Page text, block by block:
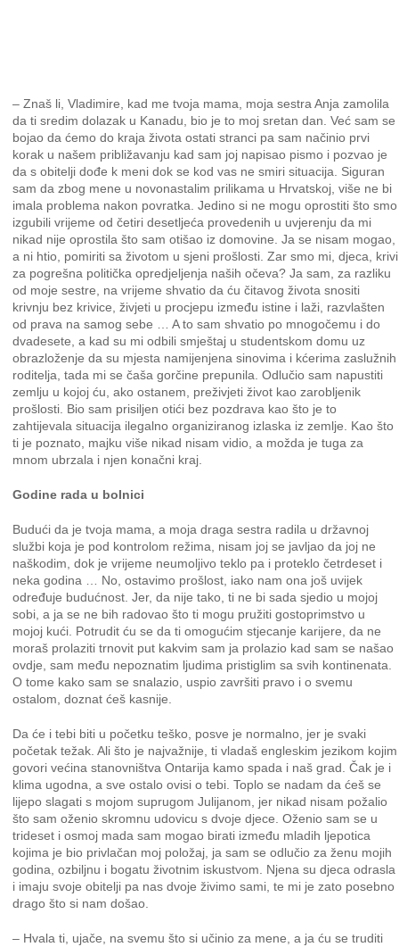
– Znaš li, Vladimire, kad me tvoja mama, moja sestra Anja zamolila
da ti sredim dolazak u Kanadu, bio je to moj sretan dan. Već sam se
bojao da ćemo do kraja života ostati stranci pa sam načinio prvi
korak u našem približavanju kad sam joj napisao pismo i pozvao je
da s obitelji dođe k meni dok se kod vas ne smiri situacija. Siguran
sam da zbog mene u novonastalim prilikama u Hrvatskoj, više ne bi
imala problema nakon povratka. Jedino si ne mogu oprostiti što smo
izgubili vrijeme od četiri desetljeća provedenih u uvjerenju da mi
nikad nije oprostila što sam otišao iz domovine. Ja se nisam mogao,
a ni htio, pomiriti sa životom u sjeni prošlosti. Zar smo mi, djeca, krivi
za pogrešna politička opredjeljenja naših očeva? Ja sam, za razliku
od moje sestre, na vrijeme shvatio da ću čitavog života snositi
krivnju bez krivice, živjeti u procjepu između istine i laži, razvlašten
od prava na samog sebe … A to sam shvatio po mnogočemu i do
dvadesete, a kad su mi odbili smještaj u studentskom domu uz
obrazloženje da su mjesta namijenjena sinovima i kćerima zaslužnih
roditelja, tada mi se čaša gorčine prepunila. Odlučio sam napustiti
zemlju u kojoj ću, ako ostanem, preživjeti život kao zarobljenik
prošlosti. Bio sam prisiljen otići bez pozdrava kao što je to
zahtijevala situacija ilegalno organiziranog izlaska iz zemlje. Kao što
ti je poznato, majku više nikad nisam vidio, a možda je tuga za
mnom ubrzala i njen konačni kraj.
Godine rada u bolnici
Budući da je tvoja mama, a moja draga sestra radila u državnoj
službi koja je pod kontrolom režima, nisam joj se javljao da joj ne
naškodim, dok je vrijeme neumoljivo teklo pa i proteklo četrdeset i
neka godina … No, ostavimo prošlost, iako nam ona još uvijek
određuje budućnost. Jer, da nije tako, ti ne bi sada sjedio u mojoj
sobi, a ja se ne bih radovao što ti mogu pružiti gostoprimstvo u
mojoj kući. Potrudit ću se da ti omogućim stjecanje karijere, da ne
moraš prolaziti trnovit put kakvim sam ja prolazio kad sam se našao
ovdje, sam među nepoznatim ljudima pristiglim sa svih kontinenata.
O tome kako sam se snalazio, uspio završiti pravo i o svemu
ostalom, doznat ćeš kasnije.
Da će i tebi biti u početku teško, posve je normalno, jer je svaki
početak težak. Ali što je najvažnije, ti vladaš engleskim jezikom kojim
govori većina stanovništva Ontarija kamo spada i naš grad. Čak je i
klima ugodna, a sve ostalo ovisi o tebi. Toplo se nadam da ćeš se
lijepo slagati s mojom suprugom Julijanom, jer nikad nisam požalio
što sam oženio skromnu udovicu s dvoje djece. Oženio sam se u
trideset i osmoj mada sam mogao birati između mladih ljepotica
kojima je bio privlačan moj položaj, ja sam se odlučio za ženu mojih
godina, ozbiljnu i bogatu životnim iskustvom. Njena su djeca odrasla
i imaju svoje obitelji pa nas dvoje živimo sami, te mi je zato posebno
drago što si nam došao.
– Hvala ti, ujače, na svemu što si učinio za mene, a ja ću se truditi